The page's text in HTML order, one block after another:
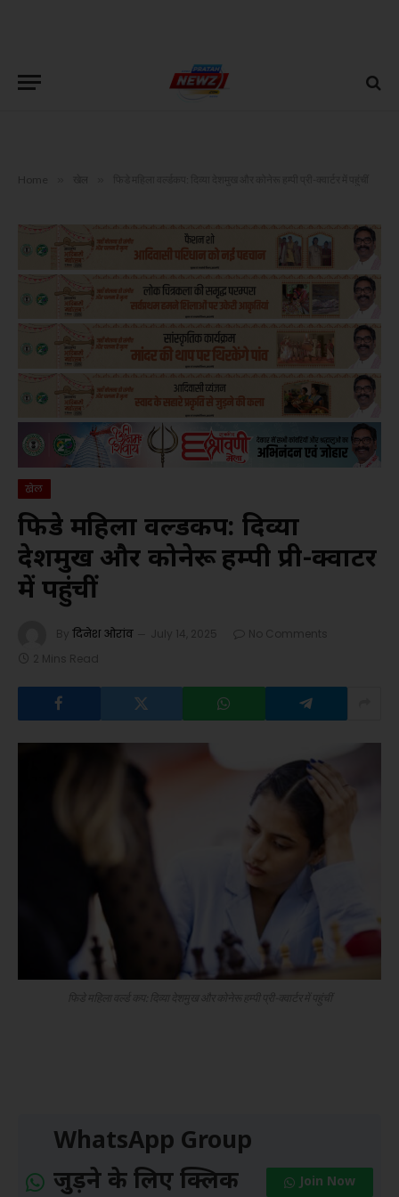
Home
खेल
फिडे महिला वर्ल्डकप: दिव्या
देशमुख और कोनेरू हम्पी प्री-क्वार्टर
में पहुंचीं
By दिनेश ओरांव July 14, 2025
No Comments
2 Mins Read
फिडे महिला वर्ल्ड कप: दिव्या देशमुख और कोनेरू हम्पी प्री-क्वार्टर में पहुंचीं
WhatsApp Group
जुड़ने के लिए क्लिक
Join Now